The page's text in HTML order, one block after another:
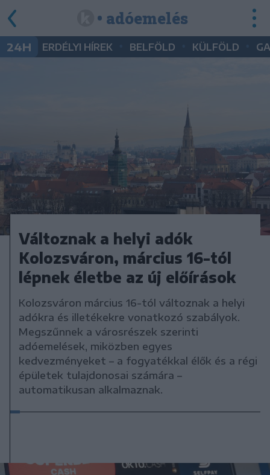
• adóemelés
24H ERDÉLYI HÍREK BELFÖLD KÜLFÖLD
Változnak a helyi adók
Kolozsváron, március 16-tól
lépnek életbe az új előírások
Kolozsváron március 16-tól változnak a helyi
adókra és illetékekre vonatkozó szabályok.
Megszűnnek a városrészek szerinti
adóemelések, miközben egyes
kedvezményeket – a fogyatékkal élők és a régi
épületek tulajdonosai számára –
automatikusan alkalmaznak.